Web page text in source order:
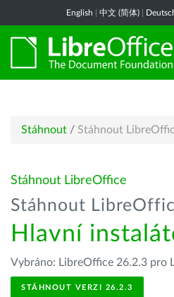
English 中文 (简体)
Stáhnout / Stáhnout
Stáhnout LibreOffice
Stáhnout
Hlavní
Vybráno: LibreOffice 26.2.3 pro
STÁHNOUT VERZI 26.2.3